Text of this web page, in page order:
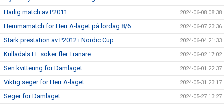
Härlig match av P2011 2024-06-08 08:38
Hemmamatch för Herr A-laget på lördag 8/6 2024-06-07 23:36
Stark prestation av P2012 i Nordic Cup 2024-06-04 21:33
Kulladals FF söker fler Tränare 2024-06-02 17:02
Sen kvittering för Damlaget 2024-06-01 22:37
Viktig seger för Herr A-laget 2024-05-31 23:17
Seger för Damlaget 2024-05-27 13:27